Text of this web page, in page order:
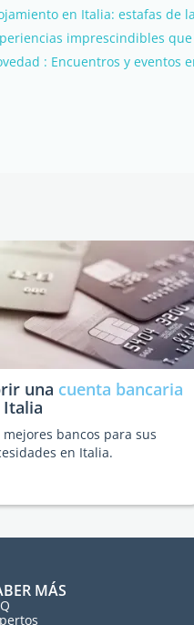
en Italia: estafas de
imprescindibles
: Encuentros y eventos
una cuenta bancaria
Italia
mejores bancos para sus
en Italia.
MÁS